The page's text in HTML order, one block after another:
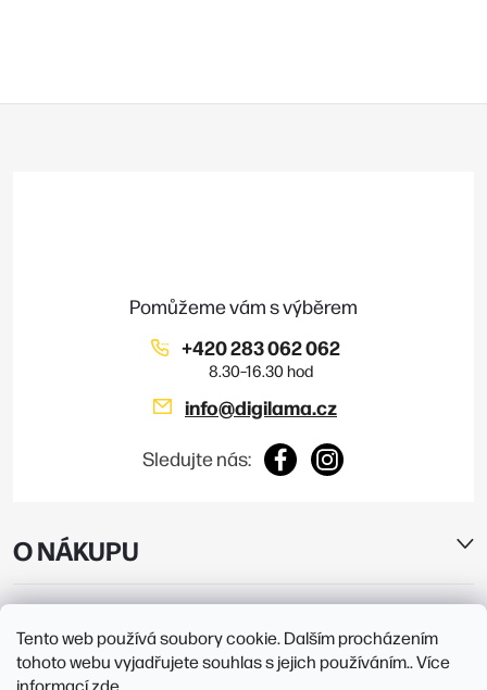
Tento web používá soubory cookie. Dalším procházením
tohoto webu vyjadřujete souhlas s jejich používáním.. Více
informacízde
O NÁKUPU
info@digilama.cz
+420 283 062 062
Sledujte nás: